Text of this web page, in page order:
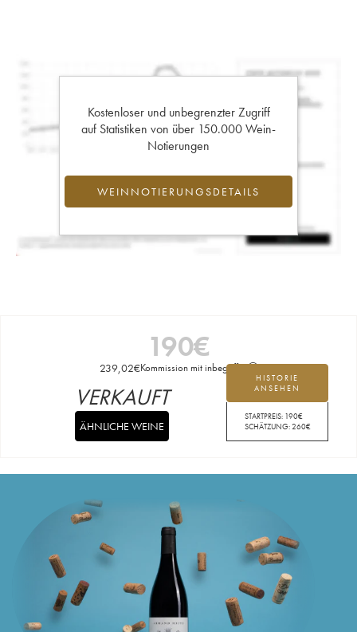
Kostenloser und unbegrenzter Zugriff
auf Statistiken von über 150.000 Wein-
Notierungen
WEINNOTIERUNGSDETAILS
190€
239,02€Kommission mit inbegriffen
HISTORIE
ANSEHEN
STARTPREIS: 190€
SCHÄTZUNG:260€
VERKAUFT
ÄHNLICHE WEINE